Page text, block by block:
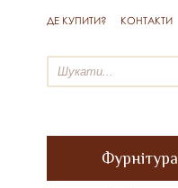
ДЕ КУПИТИ? КОНТАКТИ
Фурнітура